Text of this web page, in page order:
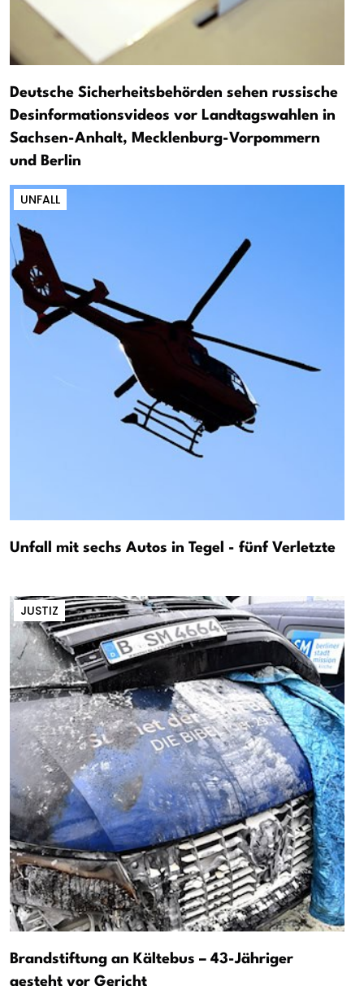
Deutsche Sicherheitsbehörden sehen russische
Desinformationsvideos vor Landtagswahlen in
Sachsen-Anhalt, Mecklenburg-Vorpommern
und Berlin
UNFALL
Unfall mit sechs Autos in Tegel - fünf Verletzte
JUSTIZ
Brandstiftung an Kältebus – 43-Jähriger
gesteht vor Gericht